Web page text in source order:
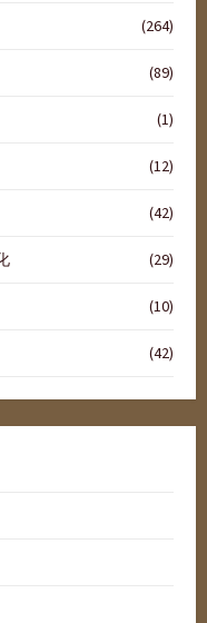
(264)
(89)
(1)
(12)
(42)
(29)
(10)
(42)